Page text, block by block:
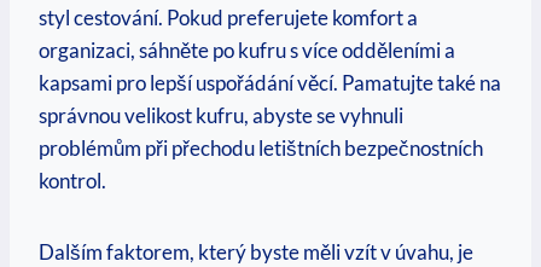
styl cestování.⁤ Pokud preferujete komfort a
organizaci,⁣ sáhněte po kufru s⁣ více odděleními a
kapsami pro ⁤lepší uspořádání věcí. Pamatujte také na
správnou velikost kufru, abyste se vyhnuli
problémům při přechodu letištních ⁢bezpečnostních
kontrol.
Dalším faktorem, který byste měli vzít v úvahu, je